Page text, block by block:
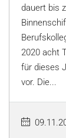
dauert bis
2020 acht
für dieses
vor. Die...